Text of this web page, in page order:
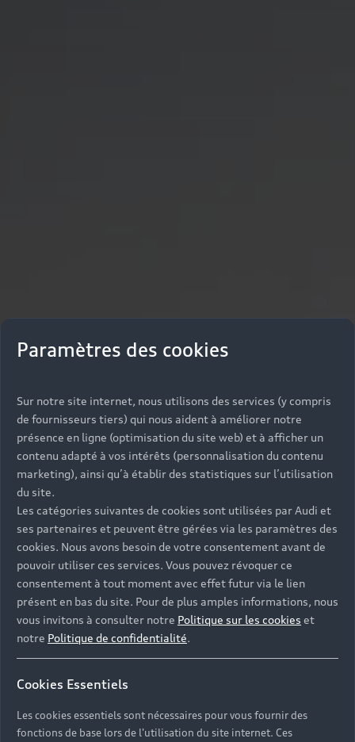
Paramètres des cookies
Sur notre site internet, nous utilisons des services (y compris
de fournisseurs tiers) qui nous aident à améliorer notre
présence en ligne (optimisation du site web) et à afficher un
contenu adapté à vos intérêts (personnalisation du contenu
marketing), ainsi qu’à établir des statistiques sur l’utilisation
du site.
Les catégories suivantes de cookies sont utilisées par Audi et
ses partenaires et peuvent être gérées via les paramètres des
cookies. Nous avons besoin de votre consentement avant de
pouvoir utiliser ces services. Vous pouvez révoquer ce
consentement à tout moment avec effet futur via le lien
présent en bas du site. Pour de plus amples informations, nous
vous invitons à consulter notre Politique sur les cookies et
notre Politique de confidentialité.
Cookies Essentiels
Les cookies essentiels sont nécessaires pour vous fournir des
fonctions de base lors de l'utilisation du site internet. Ces